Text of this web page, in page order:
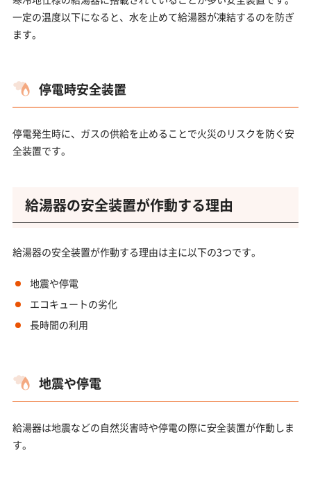
一定の温度以下になると、水を止めて給湯器が凍結するのを防ぎ
ます。
停電時安全装置
停電発生時に、ガスの供給を止めることで火災のリスクを防ぐ安
全装置です。
給湯器の安全装置が作動する理由
給湯器の安全装置が作動する理由は主に以下の3つです。
地震や停電
エコキュートの劣化
長時間の利用
地震や停電
給湯器は地震などの自然災害時や停電の際に安全装置が作動しま
す。